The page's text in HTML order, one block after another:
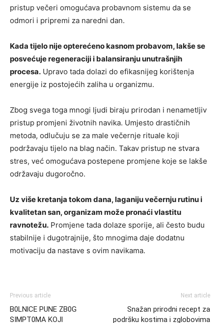
pristup večeri omogućava probavnom sistemu da se
odmori i pripremi za naredni dan.
Kada tijelo nije opterećeno kasnom probavom, lakše se
posvećuje regeneraciji i balansiranju unutrašnjih
procesa. Upravo tada dolazi do efikasnijeg korištenja
energije iz postojećih zaliha u organizmu.
Zbog svega toga mnogi ljudi biraju prirodan i nenametljiv
pristup promjeni životnih navika. Umjesto drastičnih
metoda, odlučuju se za male večernje rituale koji
podržavaju tijelo na blag način. Takav pristup ne stvara
stres, već omogućava postepene promjene koje se lakše
održavaju dugoročno.
Uz više kretanja tokom dana, laganiju večernju rutinu i
kvalitetan san, organizam može pronaći vlastitu
ravnotežu. Promjene tada dolaze sporije, ali često budu
stabilnije i dugotrajnije, što mnogima daje dodatnu
motivaciju da nastave s ovim navikama.
Previous article
B0LNlCE PUNE ZB0G
SIMPT0MA KOJl
Next article
Snažan prirodni recept za
podršku kostima i zglobovima